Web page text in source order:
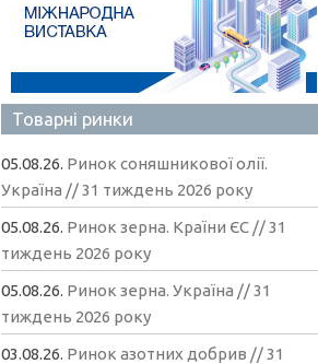
Товарні ринки
05.08.26. Ринок соняшникової олії.
Україна // 31 тиждень 2026 року
05.08.26. Ринок зерна. Країни ЄС // 31
тиждень 2026 року
05.08.26. Ринок зерна. Україна // 31
тиждень 2026 року
03.08.26. Ринок азотних добрив // 31